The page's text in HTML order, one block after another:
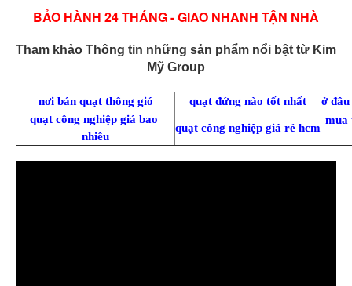
BẢO HÀNH 24 THÁNG - GIAO NHANH TẬN NHÀ
Tham khảo Thông tin những sản phẩm nổi bật từ Kim
Mỹ Group
nơi bán quạt thông gió quạt đứng nào tốt nhất
ở
quạt công nghiệp giá bao
nhiêu
quạt công nghiệp giá rẻ hcm
mua